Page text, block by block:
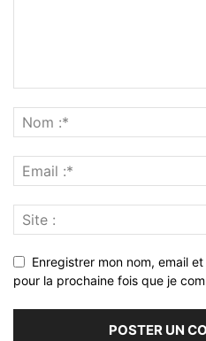
Enregistrer mon nom, email
pour la prochaine fois que je